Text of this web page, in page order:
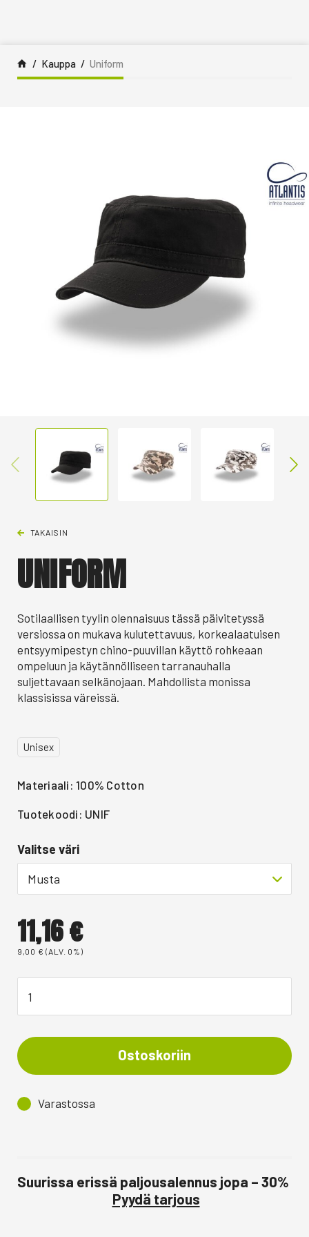
Kauppa Uniform
TAKAISIN
UNIFORM
Sotilaallisen tyylin olennaisuus tässä päivitetyssä
versiossa on mukava kulutettavuus, korkealaatuisen
entsyymipestyn chino-puuvillan käyttö rohkeaan
ompeluun ja käytännölliseen tarranauhalla
suljettavaan selkänojaan. Mahdollista monissa
klassisissa väreissä.
Unisex
Materiaali: 100% Cotton
Tuotekoodi: UNIF
Valitse väri
Musta
11,16€
9,00 € (ALV. 0%)
Ostoskoriin
Varastossa
Suurissa erissä paljousalennus jopa – 30%
Pyydä tarjous